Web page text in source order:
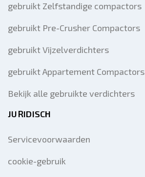
gebruikt Zelfstandige compactors
gebruikt Pre-Crusher Compactors
gebruikt Vijzelverdichters
gebruikt Appartement Compactors
Bekijk alle gebruikte verdichters
JURIDISCH
Servicevoorwaarden
cookie-gebruik